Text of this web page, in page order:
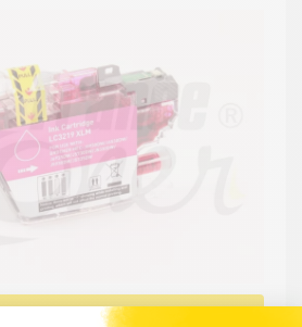
QUE LA MARQUE BROTHER